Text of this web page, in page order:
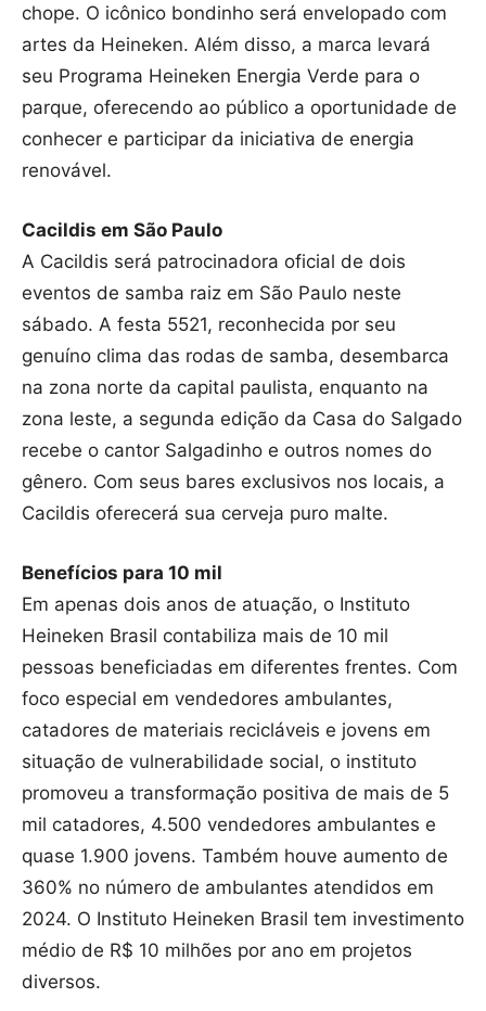
chope. O icônico bondinho será envelopado com
artes da Heineken. Além disso, a marca levará
seu Programa Heineken Energia Verde para o
parque, oferecendo ao público a oportunidade de
conhecer e participar da iniciativa de energia
renovável.
Cacildis em São Paulo
A Cacildis será patrocinadora oficial de dois
eventos de samba raiz em São Paulo neste
sábado. A festa 5521, reconhecida por seu
genuíno clima das rodas de samba, desembarca
na zona norte da capital paulista, enquanto na
zona leste, a segunda edição da Casa do Salgado
recebe o cantor Salgadinho e outros nomes do
gênero. Com seus bares exclusivos nos locais, a
Cacildis oferecerá sua cerveja puro malte.
Benefícios para 10 mil
Em apenas dois anos de atuação, o Instituto
Heineken Brasil contabiliza mais de 10 mil
pessoas beneficiadas em diferentes frentes. Com
foco especial em vendedores ambulantes,
catadores de materiais recicláveis e jovens em
situação de vulnerabilidade social, o instituto
promoveu a transformação positiva de mais de 5
mil catadores, 4.500 vendedores ambulantes e
quase 1.900 jovens. Também houve aumento de
360% no número de ambulantes atendidos em
2024. O Instituto Heineken Brasil tem investimento
médio de R$ 10 milhões por ano em projetos
diversos.